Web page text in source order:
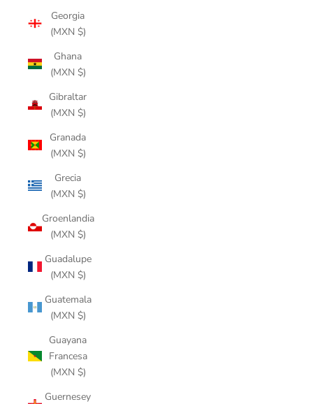
Georgia
(MXN $)
Ghana
(MXN $)
Gibraltar
(MXN $)
Granada
(MXN $)
Grecia
(MXN $)
Groenlandia
(MXN $)
Guadalupe
(MXN $)
Guatemala
(MXN $)
Guayana
Francesa
(MXN $)
Guernesey